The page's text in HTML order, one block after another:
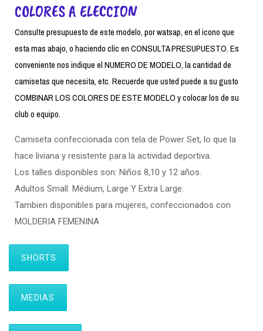
COLORES A ELECCION
Consulte presupuesto de este modelo, por watsap, en el icono que
esta mas abajo, o haciendo clic en CONSULTA PRESUPUESTO. Es
conveniente nos indique el NUMERO DE MODELO, la cantidad de
camisetas que necesita, etc. Recuerde que usted puede a su gusto
COMBINAR LOS COLORES DE ESTE MODELO y colocar los de su
club o equipo.
Camiseta confeccionada con tela de Power Set, lo que la
hace liviana y resistente para la actividad deportiva.
Los talles disponibles son: Niños 8,10 y 12 años.
Adultos Small. Médium, Large Y Extra Large.
Tambien disponibles para mujeres, confeccionados con
MOLDERIA FEMENINA
SHORTS
MEDIAS